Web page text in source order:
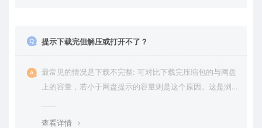
提示下载完但解压或打开不了？
最常见的情况是下载不完整: 可对比下载完压缩包的与网盘
上的容量，若小于网盘提示的容量则是这个原因。这是浏
查看详情